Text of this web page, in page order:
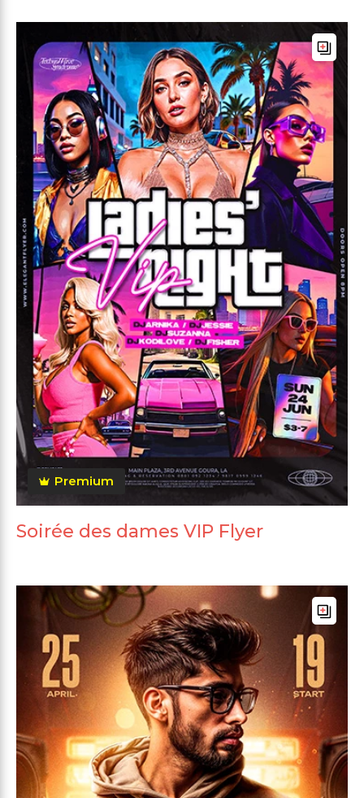
Premium
Soirée des dames VIP Flyer